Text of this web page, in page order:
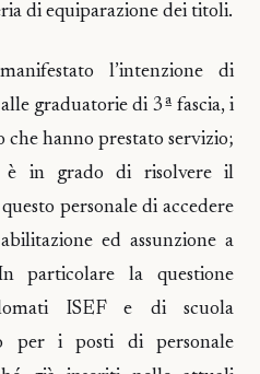
di equiparazione dei titoli.
l’intenzione di
graduatorie di 3ª fascia, i
che hanno prestato servizio;
è in grado di risolvere il
personale di accedere
ed assunzione a
particolare la questione
ISEF e di scuola
per i posti di personale